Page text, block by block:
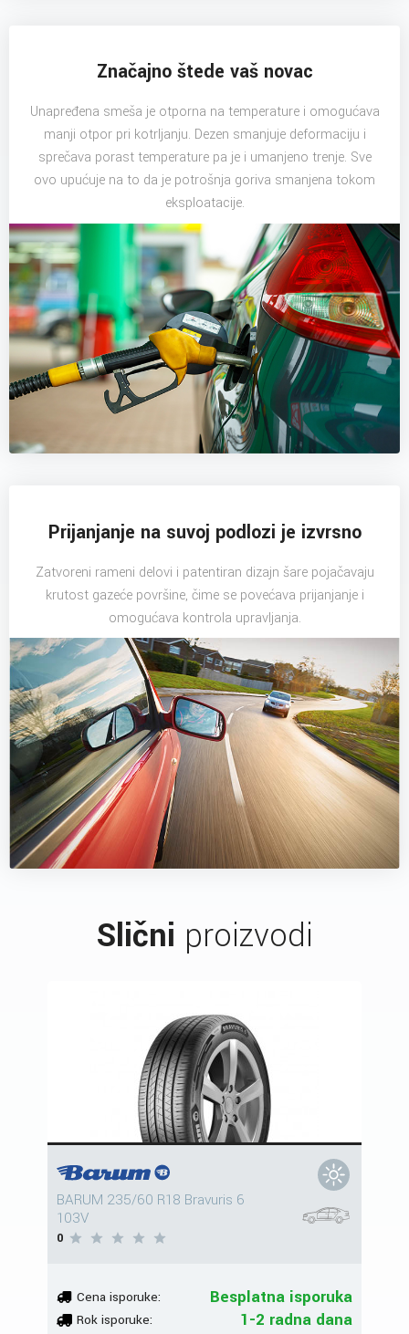
Značajno štede vaš novac
Unapređena smeša je otporna na temperature i omogućava
manji otpor pri kotrljanju. Dezen smanjuje deformaciju i
sprečava porast temperature pa je i umanjeno trenje. Sve
ovo upućuje na to da je potrošnja goriva smanjena tokom
eksploatacije.
Prijanjanje na suvoj podlozi je izvrsno
Zatvoreni rameni delovi i patentiran dizajn šare pojačavaju
krutost gazeće površine, čime se povećava prijanjanje i
omogućava kontrola upravljanja.
Slični proizvodi
BARUM 235/60 R18 Bravuris 6
103V
0
Cena isporuke: Besplatna isporuka
Rok isporuke: 1-2 radna dana